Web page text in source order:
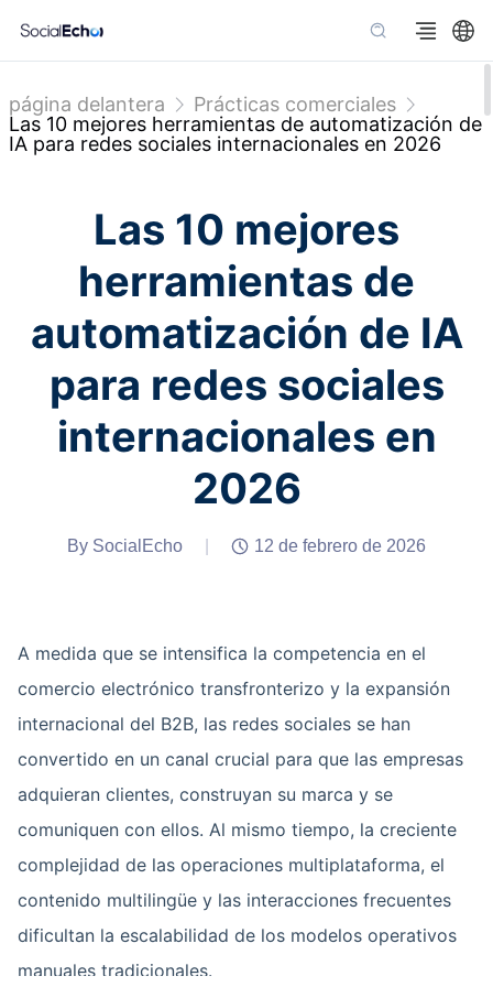
página delantera
Prácticas comerciales
Las 10 mejores herramientas de automatización de
IA para redes sociales internacionales en 2026
Las 10 mejores
herramientas de
automatización de IA
para redes sociales
internacionales en
2026
By SocialEcho 12 de febrero de 2026
A medida que se intensifica la competencia en el
comercio electrónico transfronterizo y la expansión
internacional del B2B, las redes sociales se han
convertido en un canal crucial para que las empresas
adquieran clientes, construyan su marca y se
comuniquen con ellos. Al mismo tiempo, la creciente
complejidad de las operaciones multiplataforma, el
contenido multilingüe y las interacciones frecuentes
dificultan la escalabilidad de los modelos operativos
manuales tradicionales.